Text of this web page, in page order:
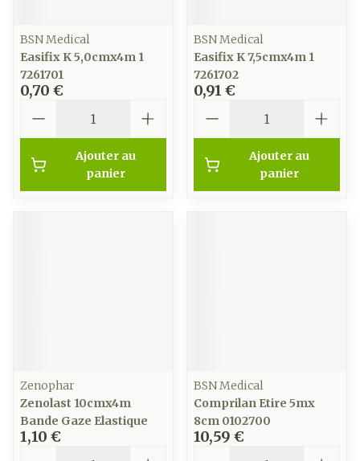
BSN Medical
Easifix K 5,0cmx4m 1
7261701
0,70 €
Ajouter au
panier
BSN Medical
Easifix K 7,5cmx4m 1
7261702
0,91 €
Ajouter au
panier
Zenophar
Zenolast 10cmx4m
Bande Gaze Elastique
1,10 €
BSN Medical
Comprilan Etire 5mx
8cm 0102700
10,59 €